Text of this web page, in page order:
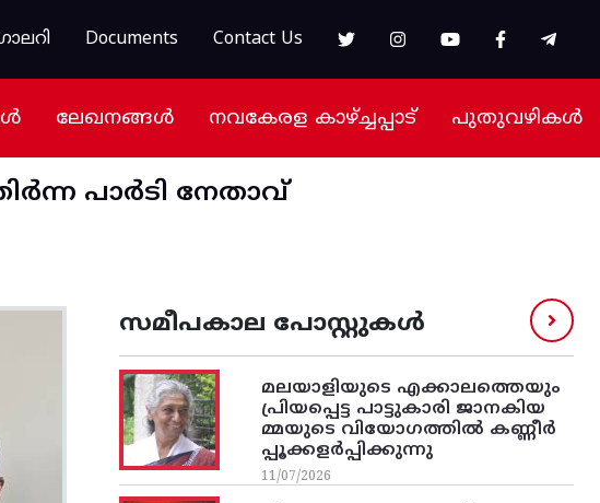
Documents Contact Us
ലേഖനങ്ങൾ നവകേരള കാഴ്ച്ചപ്പാട് പുതുവഴികൾ
പാർടി നേതാവ്
സമീപകാല പോസ്റ്റുകൾ
മലയാളിയുടെ എക്കാലത്തെയും
പ്രിയപ്പെട്ട പാട്ടുകാരി ജാനകിയ
മ്മയുടെ വിയോഗത്തിൽ കണ്ണീർ
പ്പൂക്കളർപ്പിക്കുന്നു
11/07/2026